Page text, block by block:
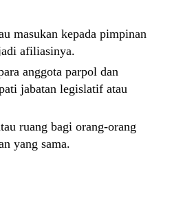
masukan kepada pimpinan
afiliasinya.
anggota parpol dan
jabatan legislatif atau
ruang bagi orang-orang
yang sama.